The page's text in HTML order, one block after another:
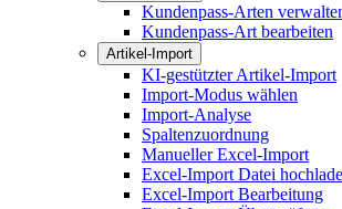
Kundenpass-Arten
Kundenpass-Art bearbeiten
Artikel-Import
KI-gestützter Artikel-Import
Import-Modus wählen
Import-Analyse
Spaltenzuordnung
Manueller Excel-Import
Excel-Import Datei
Excel-Import Bearbeitung